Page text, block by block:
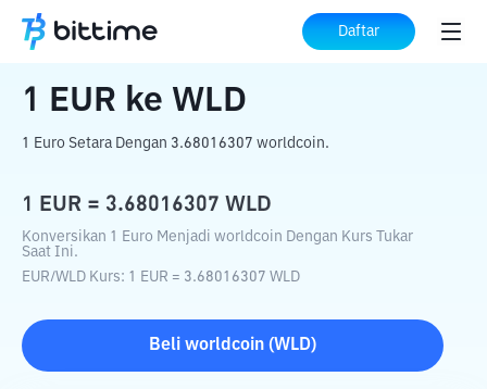
Daftar
Beranda Konverter Kripto ke WLD
1 EUR ke WLD
1 Euro Setara Dengan 3.68016307 worldcoin.
1 EUR = 3.68016307 WLD
Konversikan 1 Euro Menjadi worldcoin Dengan Kurs Tukar
Saat Ini.
EUR/WLD Kurs: 1 EUR = 3.68016307 WLD
Beli worldcoin (WLD)